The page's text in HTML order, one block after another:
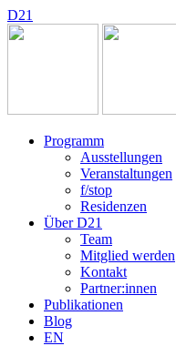
D21
Programm
Ausstellungen
Veranstaltungen
f/stop
Residenzen
Über D21
Team
Mitglied werden
Kontakt
Partner:innen
Publikationen
Blog
EN